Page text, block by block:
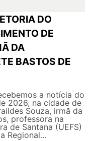
DO
DE
DA
BASTOS DE
a notícia do
2026, na cidade de
Souza, irmã da
professora na
de Santana (UEFS)
Regional...